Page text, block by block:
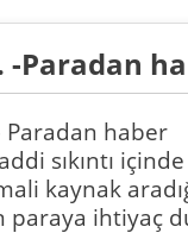
Paradan
Paradan haber
sıkıntı
kaynak
ihtiyaç